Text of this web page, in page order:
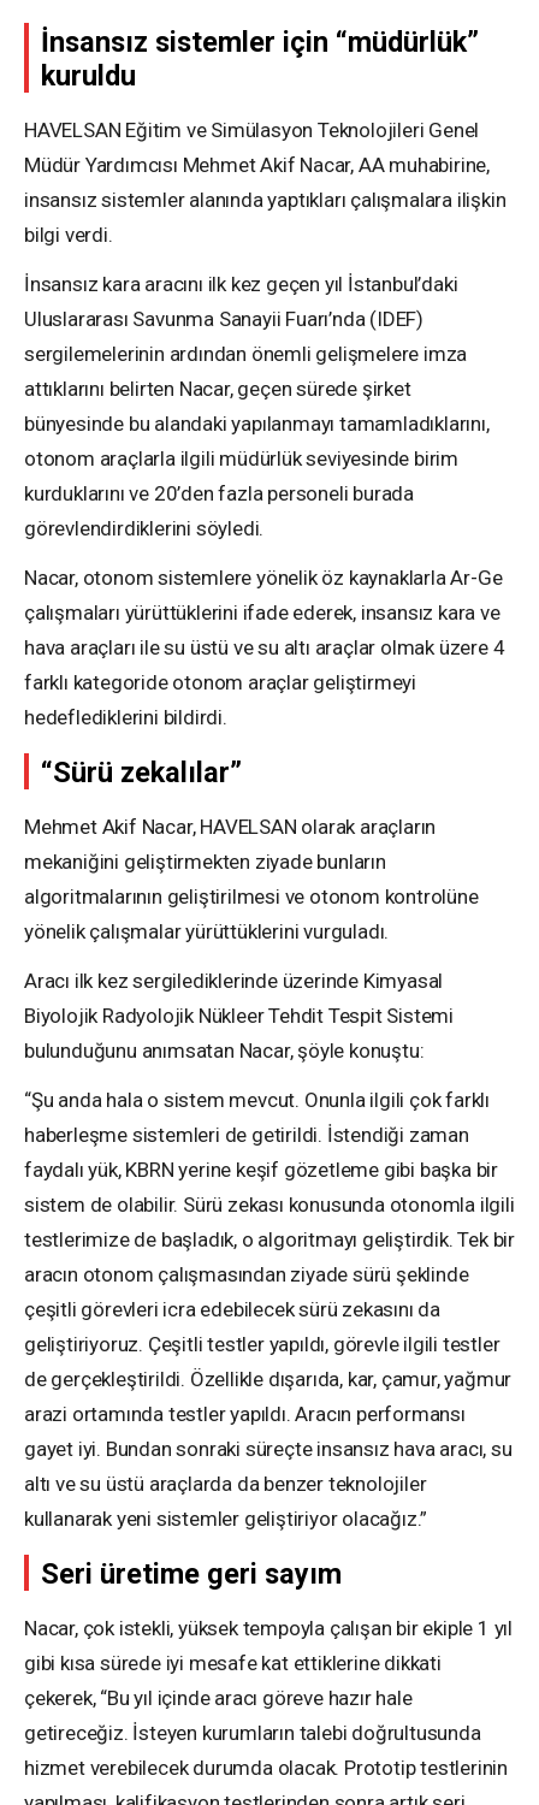
İnsansız sistemler için “müdürlük”
kuruldu
HAVELSAN Eğitim ve Simülasyon Teknolojileri Genel
Müdür Yardımcısı Mehmet Akif Nacar, AA muhabirine,
insansız sistemler alanında yaptıkları çalışmalara ilişkin
bilgi verdi.
İnsansız kara aracını ilk kez geçen yıl İstanbul’daki
Uluslararası Savunma Sanayii Fuarı’nda (IDEF)
sergilemelerinin ardından önemli gelişmelere imza
attıklarını belirten Nacar, geçen sürede şirket
bünyesinde bu alandaki yapılanmayı tamamladıklarını,
otonom araçlarla ilgili müdürlük seviyesinde birim
kurduklarını ve 20’den fazla personeli burada
görevlendirdiklerini söyledi.
Nacar, otonom sistemlere yönelik öz kaynaklarla Ar-Ge
çalışmaları yürüttüklerini ifade ederek, insansız kara ve
hava araçları ile su üstü ve su altı araçlar olmak üzere 4
farklı kategoride otonom araçlar geliştirmeyi
hedeflediklerini bildirdi.
“Sürü zekalılar”
Mehmet Akif Nacar, HAVELSAN olarak araçların
mekaniğini geliştirmekten ziyade bunların
algoritmalarının geliştirilmesi ve otonom kontrolüne
yönelik çalışmalar yürüttüklerini vurguladı.
Aracı ilk kez sergilediklerinde üzerinde Kimyasal
Biyolojik Radyolojik Nükleer Tehdit Tespit Sistemi
bulunduğunu anımsatan Nacar, şöyle konuştu:
“Şu anda hala o sistem mevcut. Onunla ilgili çok farklı
haberleşme sistemleri de getirildi. İstendiği zaman
faydalı yük, KBRN yerine keşif gözetleme gibi başka bir
sistem de olabilir. Sürü zekası konusunda otonomla ilgili
testlerimize de başladık, o algoritmayı geliştirdik. Tek bir
aracın otonom çalışmasından ziyade sürü şeklinde
çeşitli görevleri icra edebilecek sürü zekasını da
geliştiriyoruz. Çeşitli testler yapıldı, görevle ilgili testler
de gerçekleştirildi. Özellikle dışarıda, kar, çamur, yağmur
arazi ortamında testler yapıldı. Aracın performansı
gayet iyi. Bundan sonraki süreçte insansız hava aracı, su
altı ve su üstü araçlarda da benzer teknolojiler
kullanarak yeni sistemler geliştiriyor olacağız.”
Seri üretime geri sayım
Nacar, çok istekli, yüksek tempoyla çalışan bir ekiple 1 yıl
gibi kısa sürede iyi mesafe kat ettiklerine dikkati
çekerek, “Bu yıl içinde aracı göreve hazır hale
getireceğiz. İsteyen kurumların talebi doğrultusunda
hizmet verebilecek durumda olacak. Prototip testlerinin